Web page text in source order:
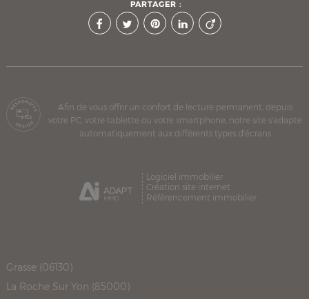
PARTAGER :
Afin de vous offrir un confort de lecture permanent, depuis
votre PC, votre tablette ou votre smartphone, notre site s'adapte
automatiquement aux différents types d'écrans
Logiciel immobilier
Création site internet
Référencement immobilier
Grasse (06130)
La Roche Sur Yon (85000)